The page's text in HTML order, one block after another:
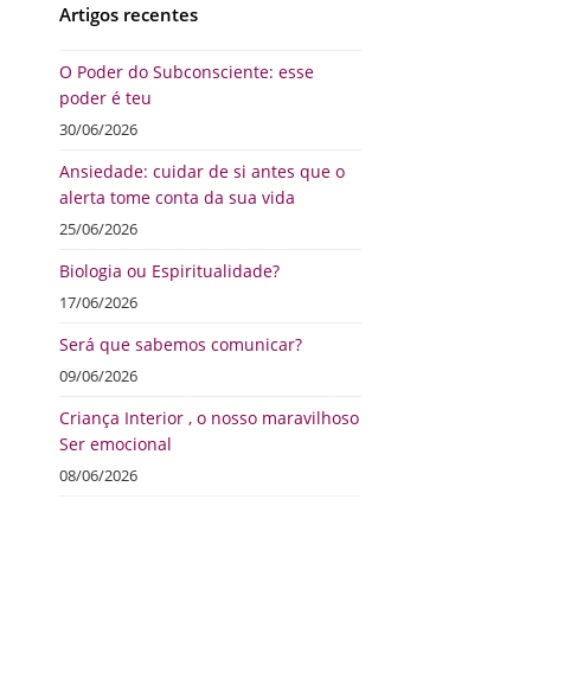
Artigos recentes
O Poder do Subconsciente: esse
poder é teu
30/06/2026
Ansiedade: cuidar de si antes que o
alerta tome conta da sua vida
25/06/2026
Biologia ou Espiritualidade?
17/06/2026
Será que sabemos comunicar?
09/06/2026
Criança Interior , o nosso maravilhoso
Ser emocional
08/06/2026